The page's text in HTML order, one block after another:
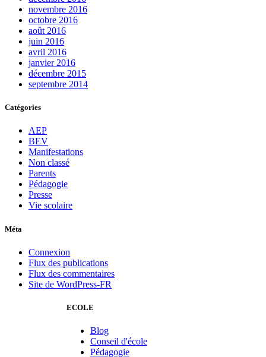
novembre 2016
octobre 2016
août 2016
juin 2016
avril 2016
janvier 2016
décembre 2015
septembre 2014
Catégories
AEP
BEV
Manifestations
Non classé
Parents
Pédagogie
Presse
Vie scolaire
Méta
Connexion
Flux des publications
Flux des commentaires
Site de WordPress-FR
ECOLE
Blog
Conseil d'école
Pédagogie